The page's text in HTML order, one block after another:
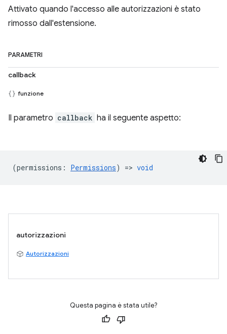
Attivato quando l'accesso alle autorizzazioni è stato
rimosso dall'estensione.
PARAMETRI
callback
funzione
Il parametro callback ha il seguente aspetto:
(permissions : Permissions) => void
autorizzazioni
Autorizzazioni
Questa pagina è stata utile?